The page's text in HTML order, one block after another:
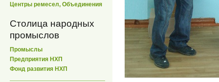
Центры ремесел, Объединения
Столица народных
промыслов
Промыслы
Предприятия НХП
Фонд развития НХП